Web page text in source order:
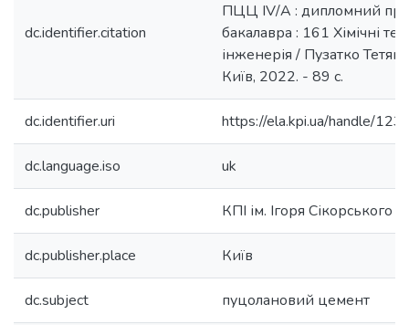
dc.identifier.citation
ПЦЦ IV/A : дипломний
бакалавра : 161 Хімічні
інженерія / Пузатко
Київ, 2022. - 89 c.
dc.identifier.uri https://ela.kpi.ua/handle/
dc.language.iso uk
dc.publisher КПІ ім. Ігоря Сікорського
dc.publisher.place Київ
dc.subject пуцолановий цемент